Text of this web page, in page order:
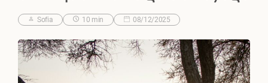
Sofia 10 min 08/12/2025